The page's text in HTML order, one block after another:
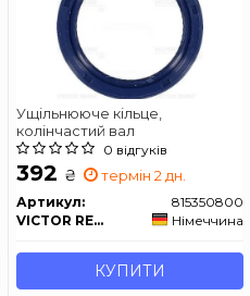
Ущільнююче кільце,
колінчастий вал
0 відгуків
392 ₴ термін 2 дн.
Артикул:
815350800
VICTOR REINZ
Німеччина
КУПИТИ